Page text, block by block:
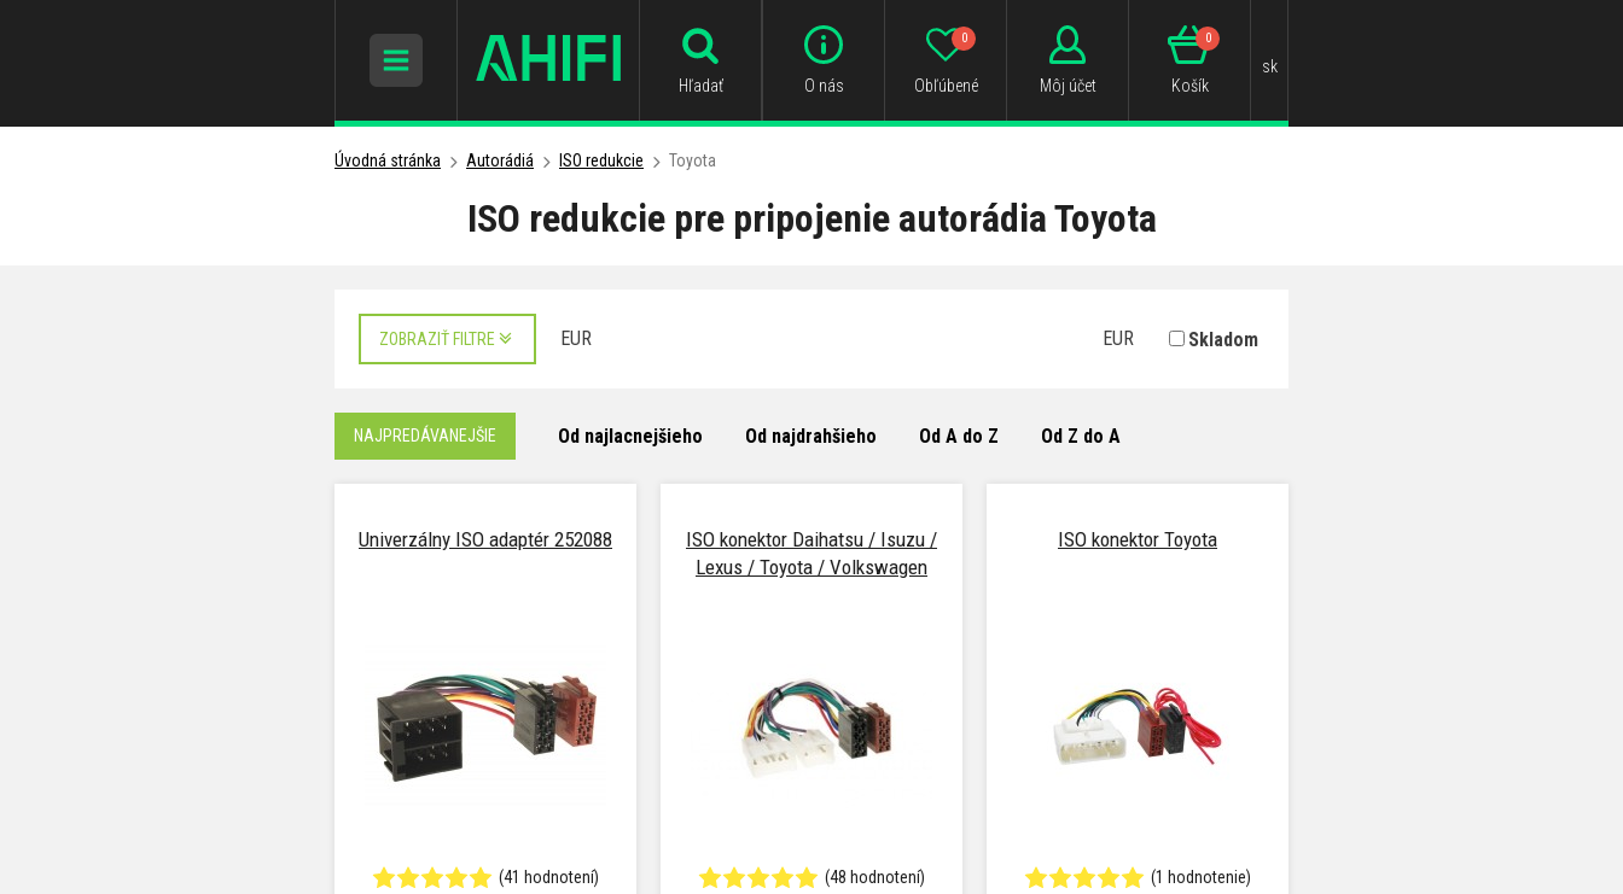
Hľadať O nás Obľúbené
0
Môj účet Košík
0
sk
Úvodná stránka Autorádiá ISO redukcie Toyota
ISO redukcie pre pripojenie autorádia Toyota
ZOBRAZIŤ FILTRE EUR EUR Skladom
NAJPREDÁVANEJŠIE Od najlacnejšieho Od najdrahšieho Od A do Z Od Z do A
Univerzálny ISO adaptér 252088
(41 hodnotení)
ISO konektor Daihatsu / Isuzu /
Lexus / Toyota / Volkswagen
(48 hodnotení)
ISO konektor Toyota
(1 hodnotenie)